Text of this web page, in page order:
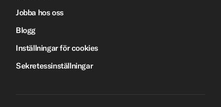
Jobba hos oss
Blogg
Inställningar för cookies
Sekretessinställningar